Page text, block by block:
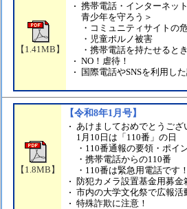
【1.41MB】
携帯電話・インターネッ
青少年を守ろう＞
・コミュニティサイトの
・児童ポルノ被害
・携帯電話を持たせると
NO！虐待！
国際電話やSNSを利用し
【1.8MB】
【令和8年1月号】
あけましておめでとうござ
1月10日は「110番」の日
・110番通報の要領・ポイ
・携帯電話からの110番
・110番は緊急用電話です
防犯カメラ設置基金用募
市内の大学文化祭で広報活
特殊詐欺に注意！